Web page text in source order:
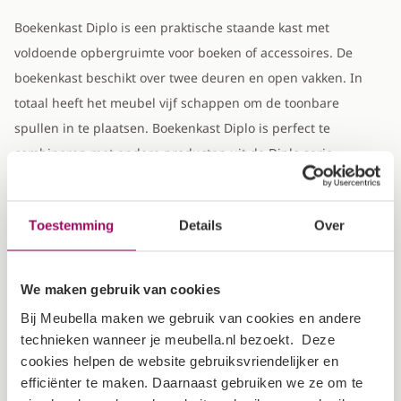
Toestemming Details Over
We maken gebruik van cookies
Bij Meubella maken we gebruik van cookies en andere
technieken wanneer je meubella.nl bezoekt. Deze
cookies helpen de website gebruiksvriendelijker en
efficiënter te maken. Daarnaast gebruiken we ze om te
Boekenkast Diplo is een praktische staande kast met
voldoende opbergruimte voor boeken of accessoires. De
boekenkast beschikt over twee deuren en open vakken. In
totaal heeft het meubel vijf schappen om de toonbare
spullen in te plaatsen. Boekenkast Diplo is perfect te
combineren met andere producten uit de Diplo serie.
Afmetingen
Diepte 40 cm